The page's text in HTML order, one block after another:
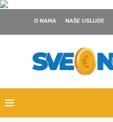
O NAMA NAŠE USLUGE